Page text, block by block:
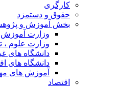
کارگری
حقوق و دستمزد
بخش آموزش و
وزارت
وزارت علوم ،
دانشگاه های
دانشگاه های
آموزش های
اقتصاد